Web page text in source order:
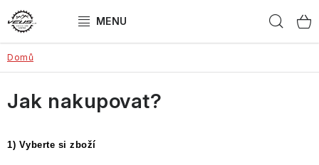
na
obsah
ELEKTROKOLA
JÍZDNÍ KOLA
Domů
Jak nakupovat?
1) Vyberte si zboží